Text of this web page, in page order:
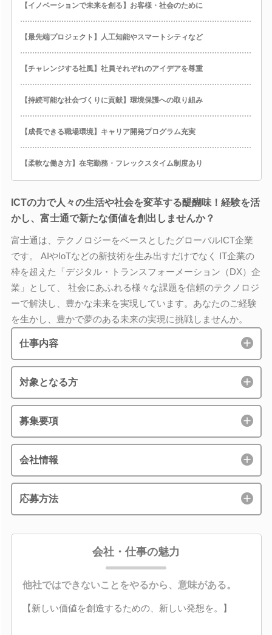
【イノベーションで未来を創る】お客様・社会のために
【最先端プロジェクト】人工知能やスマートシティなど
【チャレンジする社風】社員それぞれのアイデアを尊重
【持続可能な社会づくりに貢献】環境保護への取り組み
【成長できる職場環境】キャリア開発プログラム充実
【柔軟な働き方】在宅勤務・フレックスタイム制度あり
ICTの力で人々の生活や社会を変革する醍醐味！経験を活
かし、富士通で新たな価値を創出しませんか？
富士通は、テクノロジーをベースとしたグローバルICT企業
です。 AIやIoTなどの新技術を生み出すだけでなく IT企業の
枠を超えた「デジタル・トランスフォーメーション（DX）企
業」として、 社会にあふれる様々な課題を信頼のテクノロジ
ーで解決し、豊かな未来を実現しています。あなたのご経験
を生かし、豊かで夢のある未来の実現に挑戦しませんか。
仕事内容
対象となる方
募集要項
会社情報
応募方法
会社・仕事の魅力
他社ではできないことをやるから、意味がある。
【新しい価値を創造するための、新しい発想を。】